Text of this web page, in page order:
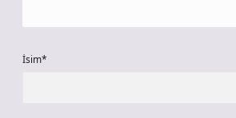
İsim*